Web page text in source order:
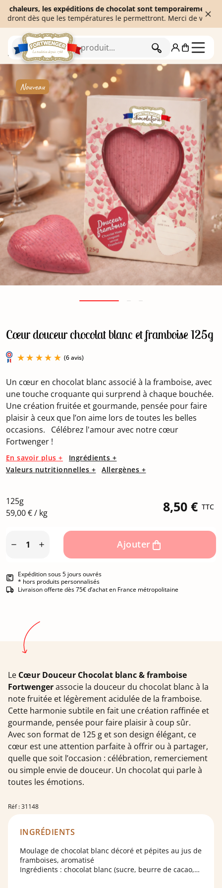
les expéditions de chocolat sont temporairement
dès que les températures le permettront. Merci de votre
RECHERCHER
Accueil Chocolaterie
Cœur douceur chocolat blanc et framboise 125g
(6 avis)
Un cœur en chocolat blanc associé à la framboise, avec
une touche croquante qui surprend à chaque bouchée.
Une création fruitée et gourmande, pensée pour faire
plaisir à ceux que l’on aime lors de toutes les belles
occasions. Célébrez l'amour avec notre cœur
Fortwenger !
En savoir plus +
Ingrédients +
Valeurs nutritionnelles +
Allergènes +
125g
59,00 € / kg
8,50 € TTC
  Ajouter
Expédition sous 5 jours ouvrés
* hors produits personnalisés
Livraison offerte dès 75€ d’achat en France métropolitaine
Le Cœur Douceur Chocolat blanc & framboise
Fortwengerassocie la douceur du chocolat blanc à la
note fruitée et légèrement acidulée de la framboise.
Cette harmonie subtile en fait une création raffinée et
gourmande, pensée pour faire plaisir à coup sûr.
Avec son format de 125 g et son design élégant, ce
cœur est une attention parfaite à offrir ou à partager,
quelle que soit l’occasion : célébration, remerciement
ou simple envie de douceur. Un chocolat qui parle à
toutes les émotions.
Réf : 31148
INGRÉDIENTS
Moulage de chocolat blanc décoré et pépites au jus de
framboises, aromatisé
Ingrédients : chocolat blanc (sucre, beurre de cacao,